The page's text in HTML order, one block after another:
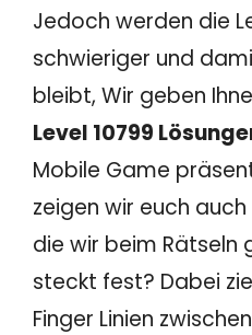
Jedoch werden die
schwieriger und
bleibt, Wir geben
Level 10799
Mobile Game
zeigen wir euch
die wir beim Rätseln
steckt fest? Dabei
Finger Linien